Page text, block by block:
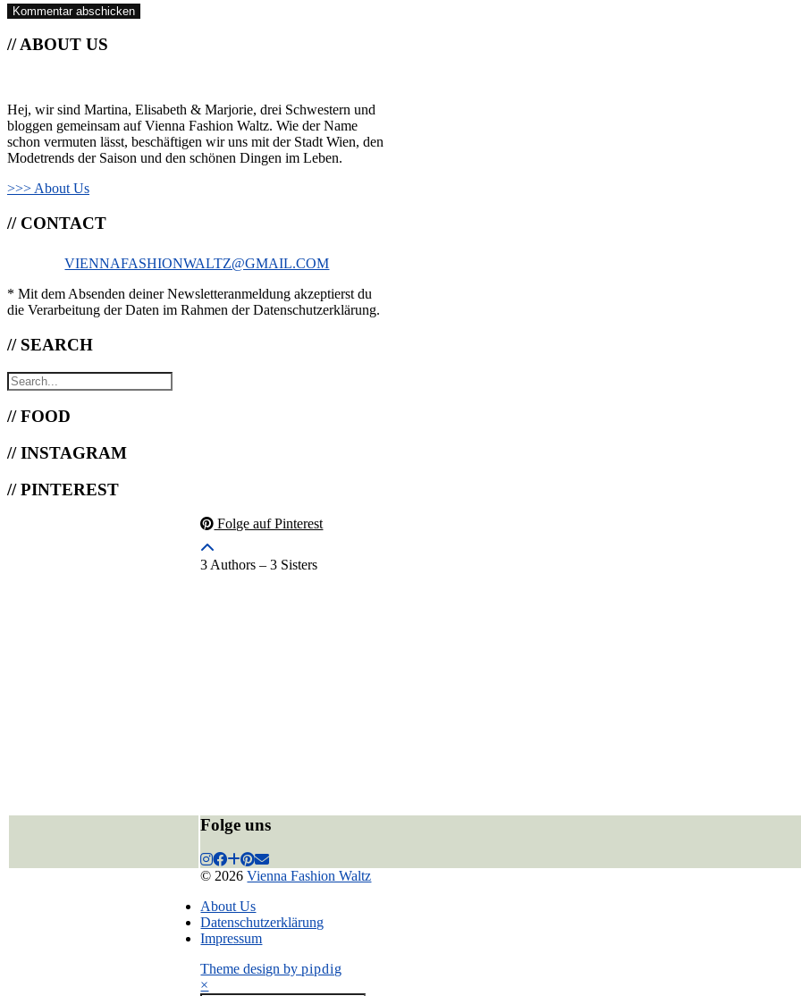
// ABOUT US
Hej, wir sind Martina, Elisabeth & Marjorie, drei Schwestern und
bloggen gemeinsam auf Vienna Fashion Waltz. Wie der Name
schon vermuten lässt, beschäftigen wir uns mit der Stadt Wien, den
Modetrends der Saison und den schönen Dingen im Leben.
>>> About Us
// CONTACT
VIENNAFASHIONWALTZ@GMAIL.COM
* Mit dem Absenden deiner Newsletteranmeldung akzeptierst du
die Verarbeitung der Daten im Rahmen der Datenschutzerklärung.
// SEARCH
// FOOD
// INSTAGRAM
// PINTEREST
Folge auf Pinterest
3 Authors – 3 Sisters
Folge uns
© 2026Vienna Fashion Waltz
About Us
Datenschutzerklärung
Impressum
Theme design bypipdig
×